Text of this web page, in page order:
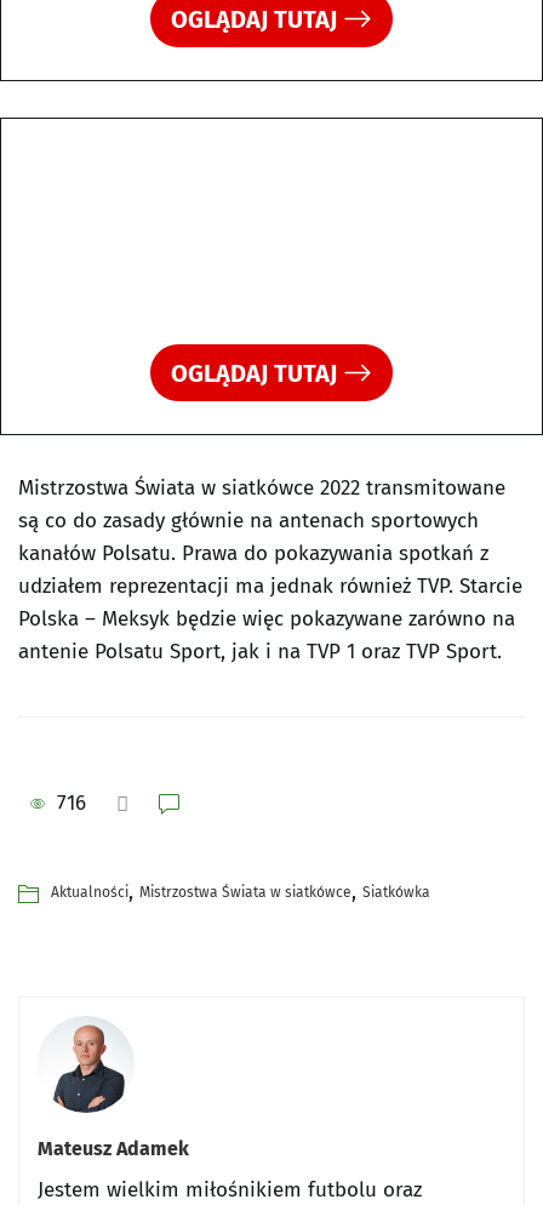
OGLĄDAJ TUTAJ
OGLĄDAJ TUTAJ
Mistrzostwa Świata w siatkówce 2022 transmitowane
są co do zasady głównie na antenach sportowych
kanałów Polsatu. Prawa do pokazywania spotkań z
udziałem reprezentacji ma jednak również TVP. Starcie
Polska – Meksyk będzie więc pokazywane zarówno na
antenie Polsatu Sport, jak i na TVP 1 oraz TVP Sport.
716
Aktualności, Mistrzostwa Świata w siatkówce, Siatkówka
Mateusz Adamek
Jestem wielkim miłośnikiem futbolu oraz